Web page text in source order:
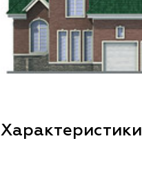
Характеристики